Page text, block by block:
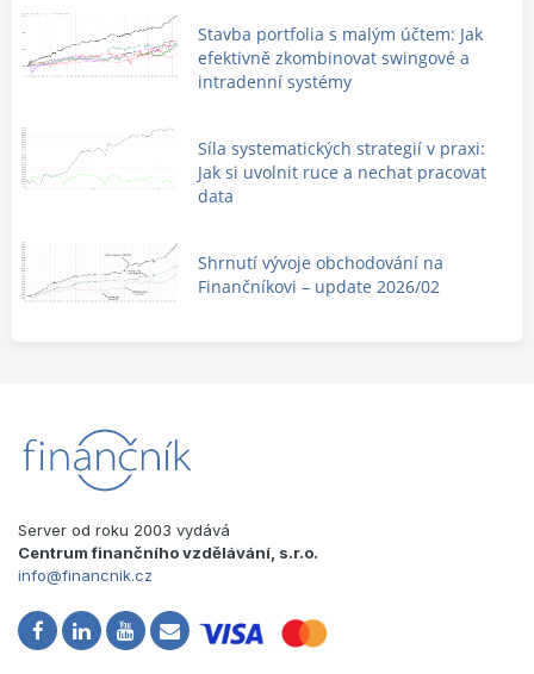
Stavba portfolia s malým účtem: Jak
efektivně zkombinovat swingové a
intradenní systémy
Síla systematických strategií v praxi:
Jak si uvolnit ruce a nechat pracovat
data
Shrnutí vývoje obchodování na
Finančníkovi – update 2026/02
Server od roku 2003 vydává
Centrum finančního vzdělávání, s.r.o.
info@financnik.cz